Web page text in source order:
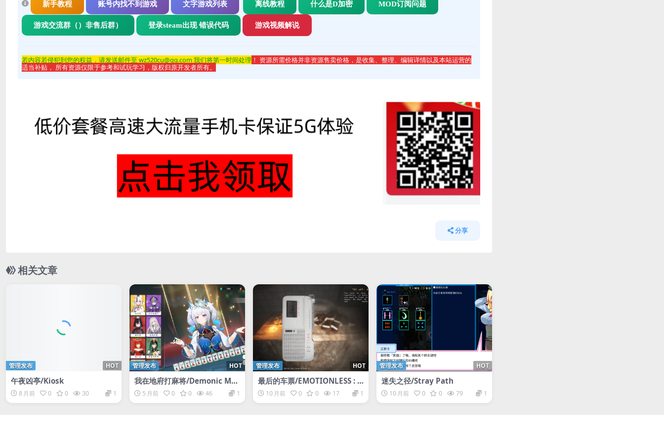
新手教程 账号内找不到游戏 文字游戏列表 离线教程 什么是D加密 MOD订阅问题
游戏交流群（）非售后群） 登录steam出现 错误代码 游戏视频解说
若内容若侵犯到您的权益，请发送邮件至 wz520cu@qq.com 我们将第一时间处理 ！ 资源所需价格并非资源售卖价格，是收集、整理、编辑详情以及本站运营的
适当补贴， 所有资源仅限于参考和试玩学习，版权归原开发者所有。
分享
相关文章
HOT
管理发布
午夜凶亭/Kiosk
8 月前 0 0 30 1
HOT
管理发布
我在地府打麻将/Demonic Ma
hjong
5 月前 0 0 46 1
HOT
管理发布
最后的车票/EMOTIONLESS : T
he Last Ticket
10 月前 0 0 17 1
HOT
管理发布
迷失之径/Stray Path
10 月前 0 0 79 1